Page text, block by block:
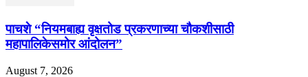
पाचशे “नियमबाह्य वृक्षतोड प्रकरणाच्या चौकशीसाठी
महापालिकेसमोर आंदोलन”
August 7, 2026